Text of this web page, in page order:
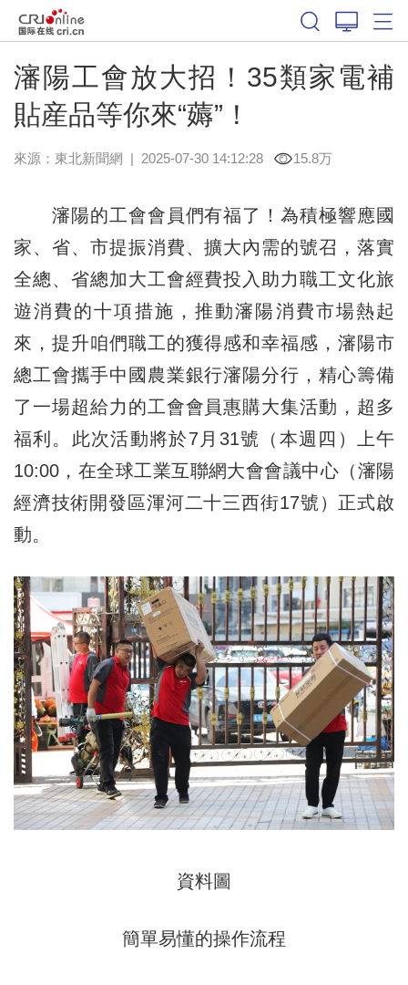
瀋陽工會放大招！35類家電補
貼産品等你來“薅”！
來源： 東北新聞網 | 2025-07-30 14:12:28 15.8万
瀋陽的工會會員們有福了！為積極響應國
家、省、市提振消費、擴大內需的號召，落實
全總、省總加大工會經費投入助力職工文化旅
遊消費的十項措施，推動瀋陽消費市場熱起
來，提升咱們職工的獲得感和幸福感，瀋陽市
總工會攜手中國農業銀行瀋陽分行，精心籌備
了一場超給力的工會會員惠購大集活動，超多
福利。此次活動將於7月31號（本週四）上午
10:00，在全球工業互聯網大會會議中心（瀋陽
經濟技術開發區渾河二十三西街17號）正式啟
動。
資料圖
簡單易懂的操作流程